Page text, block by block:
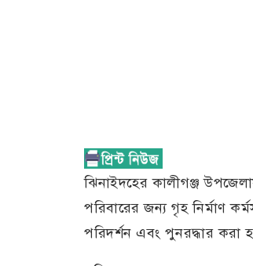
ঝিনাইদহের কালীগঞ্জ
পরিবারের জন্য গৃহ নির্মাণ
পরিদর্শন এবং পুনরদ্ধার করা